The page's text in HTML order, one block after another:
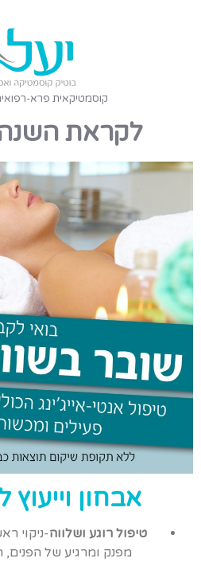
קוסמטיקאית פרא-
לקראת
אבחון
טיפול רוגע ושלווה-ניקוי
מפנק ומרגיע של הפנים,